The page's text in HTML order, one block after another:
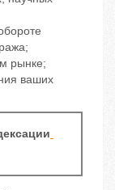
рынке;
ваших